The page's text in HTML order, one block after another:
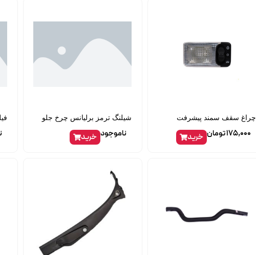
چراغ سقف سمند پیشرفت
175,000تومان خرید
شیلنگ ترمز برلیانس چرخ جلو
ناموجود خرید